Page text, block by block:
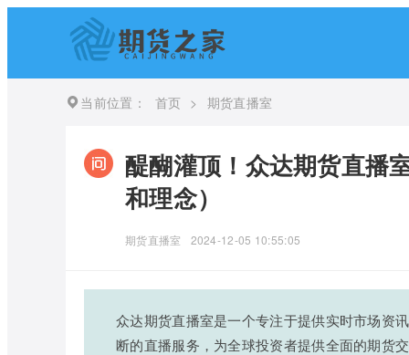
当前位置： 首页 > 期货直播室
醍醐灌顶！众达期货直播
和理念）
期货直播室 2024-12-05 10:55:05
众达期货直播室是一个专注于提供实时市场资
断的直播服务，为全球投资者提供全面的期货